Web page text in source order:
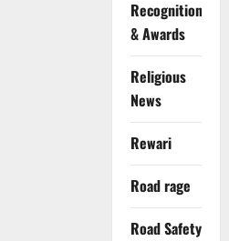
Recognition
& Awards
Religious
News
Rewari
Road rage
Road Safety